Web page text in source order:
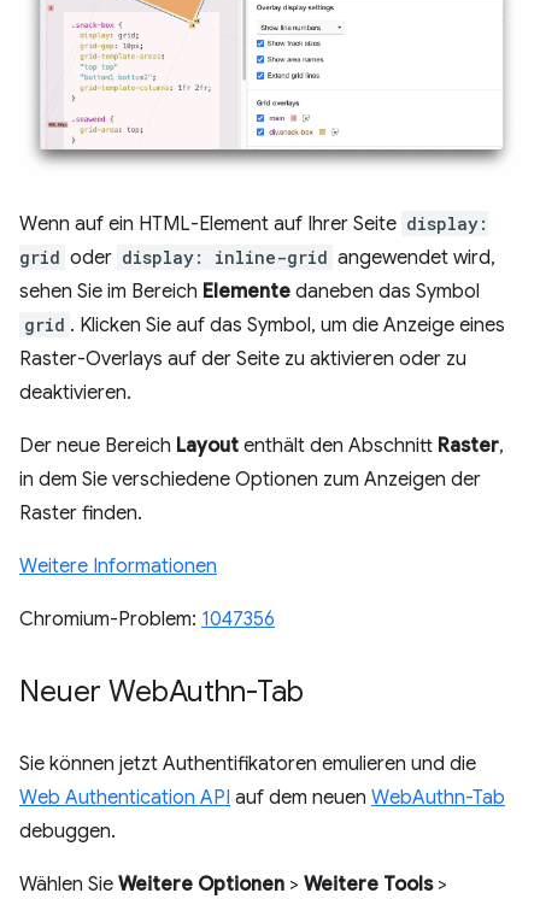
Wenn auf ein HTML-Element auf Ihrer Seite display:
grid oder display: inline-grid angewendet wird,
sehen Sie im Bereich Elemente daneben das Symbol
grid . Klicken Sie auf das Symbol, um die Anzeige eines
Raster-Overlays auf der Seite zu aktivieren oder zu
deaktivieren.
Der neue Bereich Layout enthält den Abschnitt Raster,
in dem Sie verschiedene Optionen zum Anzeigen der
Raster finden.
Weitere Informationen
Chromium-Problem: 1047356
Neuer WebAuthn-Tab
Sie können jetzt Authentifikatoren emulieren und die
Web Authentication API auf dem neuen WebAuthn-Tab
debuggen.
Wählen Sie Weitere Optionen > Weitere Tools>